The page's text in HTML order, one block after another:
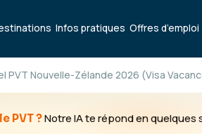
Infos pratiques Offres d’emploi
PVT Nouvelle-Zélande 2026 (Visa
PVT ?Notre IA te répond en quelques